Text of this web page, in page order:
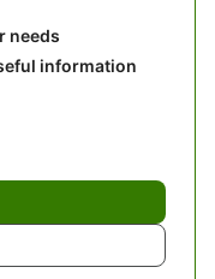
needs
information